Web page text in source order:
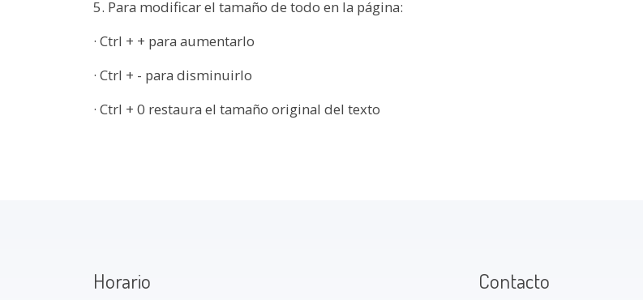
5. Para modificar el tamaño de todo en la página:
· Ctrl + + para aumentarlo
· Ctrl + - para disminuirlo
· Ctrl + 0 restaura el tamaño original del texto
Horario Contacto